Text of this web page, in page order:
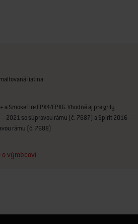
liatina
a SmokeFire EPX4/EPX6. Vhodné aj pre grily
– 2021 so súpravou rámu (č. 7687) a Spirit 2016 –
rámu (č. 7688)
o výrobcovi